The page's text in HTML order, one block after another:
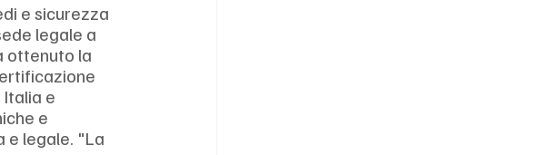
e sicurezza
legale a
ottenuto la
e
e
e legale. "La